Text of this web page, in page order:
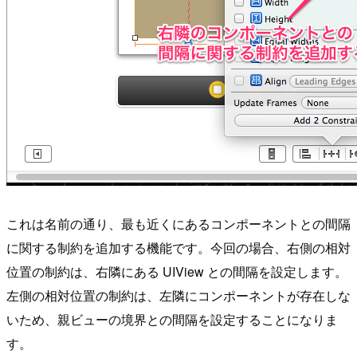
これは名前の通り、最も近くにあるコンポーネントとの間隔
に関する制約を追加する機能です。今回の場合、右側の相対
位置の制約は、右隣にある UIView との間隔を設定します。
左側の相対位置の制約は、左隣にコンポーネントが存在しな
いため、親ビューの境界との間隔を設定することになりま
す。